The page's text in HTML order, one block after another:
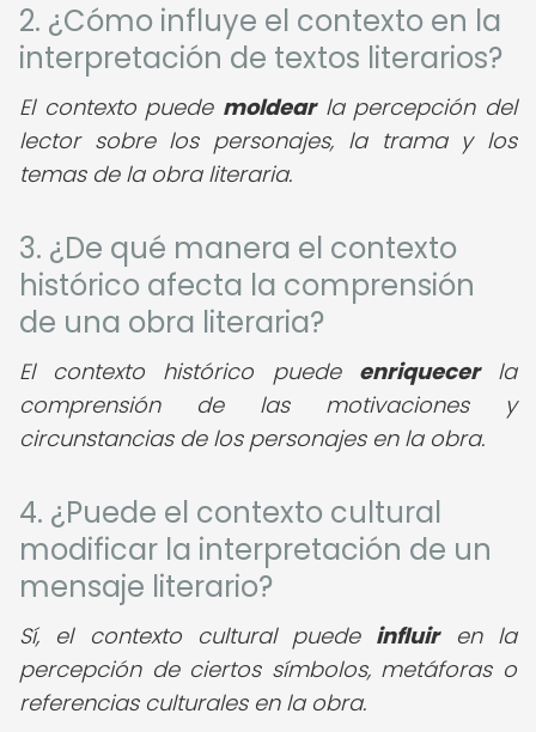
2. ¿Cómo influye el contexto en la
interpretación de textos literarios?
El contexto puede moldearla percepción del
lector sobre los personajes, la trama y los
temas de la obra literaria.
3. ¿De qué manera el contexto
histórico afecta la comprensión
de una obra literaria?
El contexto histórico puede enriquecerla
comprensión de las motivaciones y
circunstancias de los personajes en la obra.
4. ¿Puede el contexto cultural
modificar la interpretación de un
mensaje literario?
Sí, el contexto cultural puede influiren la
percepción de ciertos símbolos, metáforas o
referencias culturales en la obra.